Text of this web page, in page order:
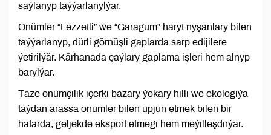
saýlanyp taýýarlanylýar.
Önümler “Lezzetli” we “Garagum” haryt nyşanlary bilen
taýýarlanyp, dürli görnüşli gaplarda sarp edijilere
ýetirilýär. Kärhanada çaýlary gaplama işleri hem alnyp
barylýar.
Täze önümçilik içerki bazary ýokary hilli we ekologiýa
taýdan arassa önümler bilen üpjün etmek bilen bir
hatarda, geljekde eksport etmegi hem meýilleşdirýär.